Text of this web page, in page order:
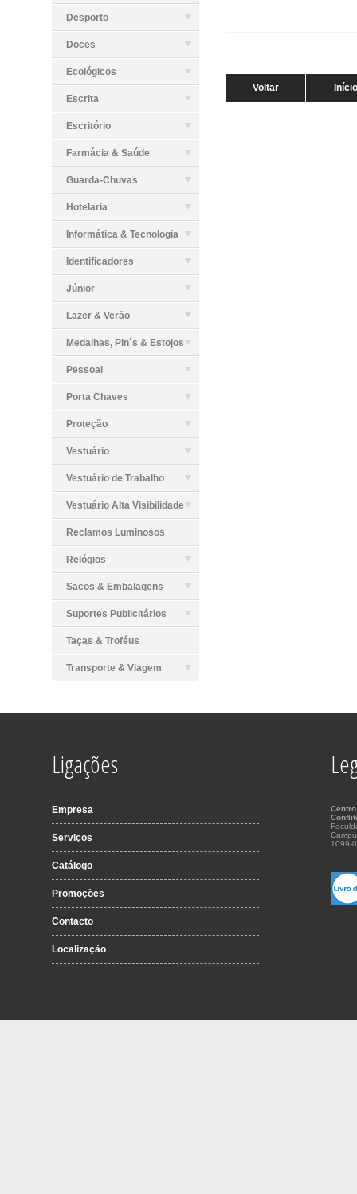
Desporto
Doces
Ecológicos
Escrita
Escritório
Farmácia & Saúde
Guarda-Chuvas
Hotelaria
Informática & Tecnologia
Identificadores
Júnior
Lazer & Verão
Medalhas, Pin´s & Estojos
Pessoal
Porta Chaves
Proteção
Vestuário
Vestuário de Trabalho
Vestuário Alta Visibilidade
Reclamos Luminosos
Relógios
Sacos & Embalagens
Suportes Publicitários
Taças & Troféus
Transporte & Viagem
Voltar Início
Ligações
Empresa
Serviços
Catálogo
Promoções
Contacto
Localização
1099-